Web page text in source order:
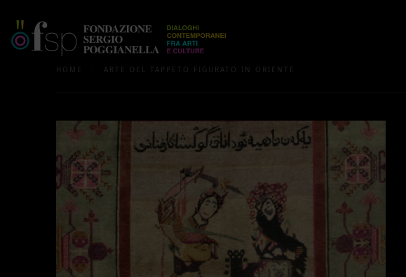
HOME ARTE DEL TAPPETO FIGURATO IN ORIENTE